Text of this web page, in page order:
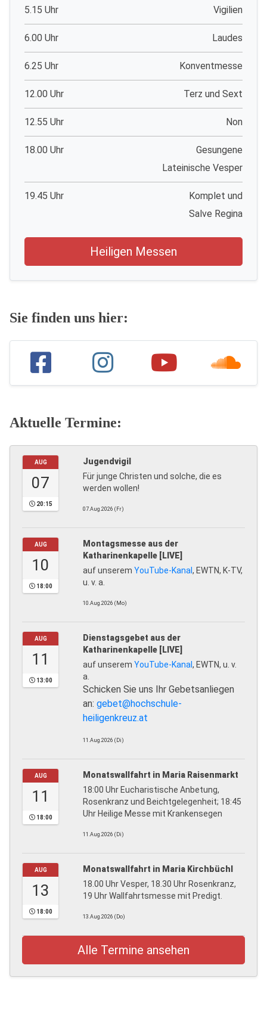
5.15 Uhr Vigilien
6.00 Uhr Laudes
6.25 Uhr Konventmesse
12.00 Uhr Terz und Sext
12.55 Uhr Non
18.00 Uhr
Gesungene
Lateinische Vesper
19.45 Uhr
Komplet und
Salve Regina
Heiligen Messen
Sie finden uns hier:
Aktuelle Termine:
AUG
07
20:15
Jugendvigil
Für junge Christen und solche, die es
werden wollen!
07.Aug.2026 (Fr)
AUG
10
18:00
Montagsmesse aus der
Katharinenkapelle [LIVE]
auf unserem YouTube-Kanal, EWTN, K-TV,
u. v. a.
10.Aug.2026 (Mo)
AUG
11
13:00
Dienstagsgebet aus der
Katharinenkapelle [LIVE]
auf unserem YouTube-Kanal, EWTN, u. v.
a.
Schicken Sie uns Ihr Gebetsanliegen
an: gebet@hochschule-
heiligenkreuz.at
11.Aug.2026 (Di)
AUG
11
18:00
Monatswallfahrt in Maria Raisenmarkt
18:00 Uhr Eucharistische Anbetung,
Rosenkranz und Beichtgelegenheit; 18:45
Uhr Heilige Messe mit Krankensegen
11.Aug.2026 (Di)
AUG
13
18:00
Monatswallfahrt in Maria Kirchbüchl
18.00 Uhr Vesper, 18.30 Uhr Rosenkranz,
19 Uhr Wallfahrtsmesse mit Predigt.
13.Aug.2026 (Do)
Alle Termine ansehen